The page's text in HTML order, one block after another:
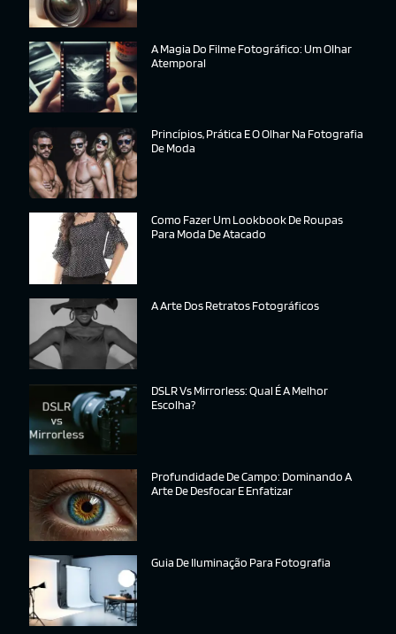
A Magia Do Filme Fotográfico: Um Olhar
Atemporal
Princípios, Prática E O Olhar Na Fotografia
De Moda
Como Fazer Um Lookbook De Roupas
Para Moda De Atacado
A Arte Dos Retratos Fotográficos
DSLR Vs Mirrorless: Qual É A Melhor
Escolha?
Profundidade De Campo: Dominando A
Arte De Desfocar E Enfatizar
Guia De Iluminação Para Fotografia